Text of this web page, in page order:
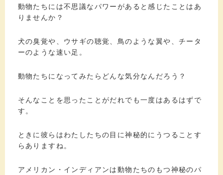
動物たちには不思議なパワーがあると感じたことはあ
りませんか？
犬の臭覚や、ウサギの聴覚、鳥のような翼や、チータ
ーのような速い足。
動物たちになってみたらどんな気分なんだろう？
そんなことを思ったことがだれでも一度はあるはずで
す。
ときに彼らはわたしたちの目に神秘的にうつることす
らありますね。
アメリカン・インディアンは動物たちのもつ神秘のパ